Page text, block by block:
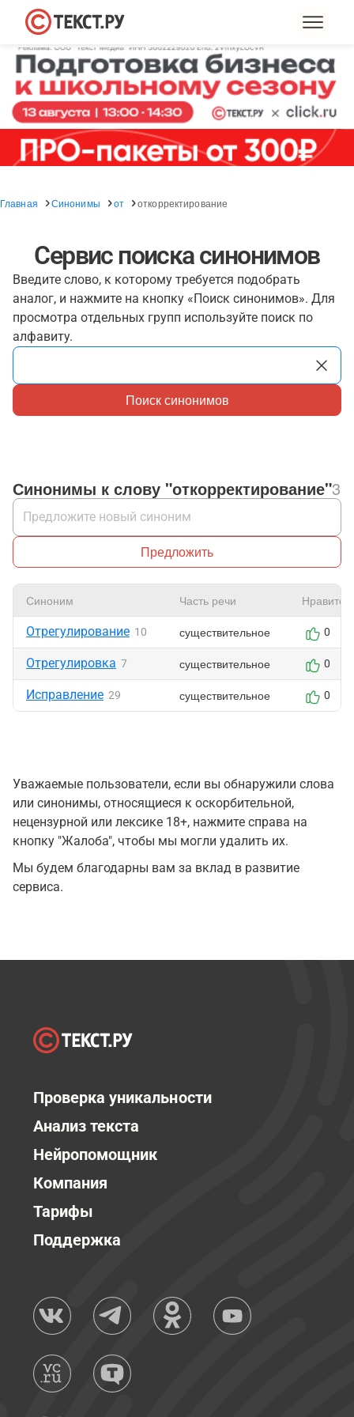
Главная Синонимы от откорректирование
Сервис поиска синонимов
Введите слово, к которому требуется подобрать
аналог, и нажмите на кнопку «Поиск синонимов». Для
просмотра отдельных групп используйте поиск по
алфавиту.
Поиск синонимов
Синонимы к слову "откорректирование"3
Предложить
Синоним Часть речи Нравится
Отрегулирование 10 существительное 0
Отрегулировка 7 существительное 0
Исправление 29 существительное 0
Уважаемые пользователи, если вы обнаружили слова
или синонимы, относящиеся к оскорбительной,
нецензурной или лексике 18+, нажмите справа на
кнопку "Жалоба", чтобы мы могли удалить их.
Мы будем благодарны вам за вклад в развитие
сервиса.
Проверка уникальности
Анализ текста
Нейропомощник
Компания
Тарифы
Поддержка